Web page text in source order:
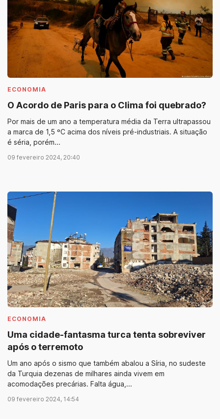
ECONOMIA
O Acordo de Paris para o Clima foi quebrado?
Por mais de um ano a temperatura média da Terra ultrapassou
a marca de 1,5 ºC acima dos níveis pré-industriais. A situação
é séria, porém...
09 fevereiro 2024, 20:40
ECONOMIA
Uma cidade-fantasma turca tenta sobreviver
após o terremoto
Um ano após o sismo que também abalou a Síria, no sudeste
da Turquia dezenas de milhares ainda vivem em
acomodações precárias. Falta água,...
09 fevereiro 2024, 14:54